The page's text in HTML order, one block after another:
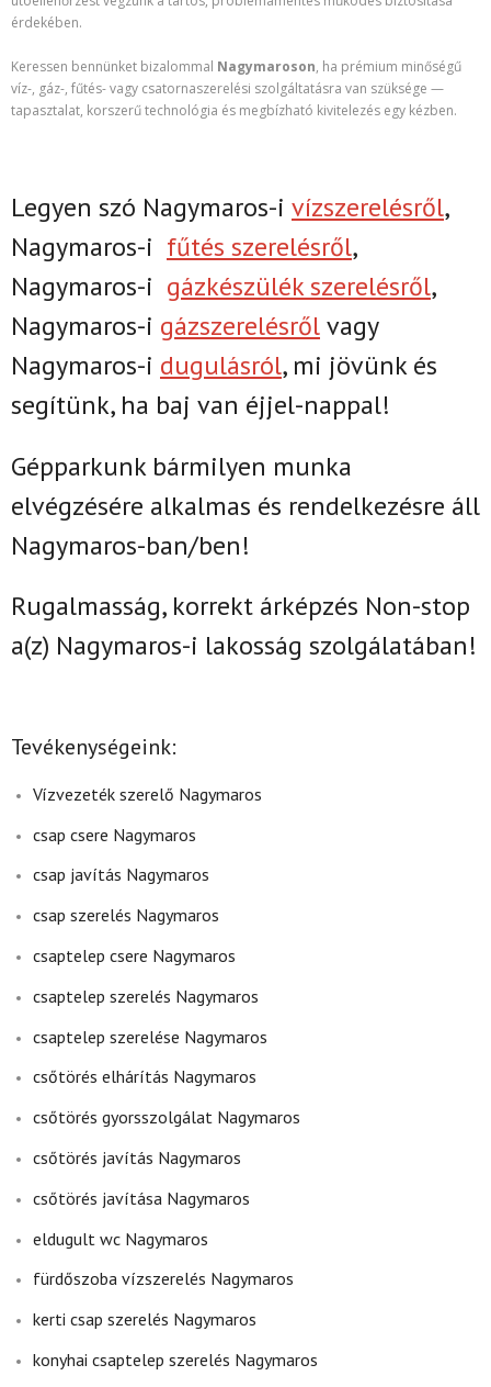
érdekében.
Keressen bennünket bizalommal Nagymaroson, ha prémium minőségű
víz-, gáz-, fűtés- vagy csatornaszerelési szolgáltatásra van szüksége —
tapasztalat, korszerű technológia és megbízható kivitelezés egy kézben.
Legyen szó Nagymaros-i vízszerelésről,
Nagymaros-i fűtés szerelésről,
Nagymaros-i gázkészülék szerelésről,
Nagymaros-i gázszerelésrőlvagy
Nagymaros-i dugulásról, mi jövünk és
segítünk, ha baj van éjjel-nappal!
Gépparkunk bármilyen munka
elvégzésére alkalmas és rendelkezésre áll
Nagymaros-ban/ben!
Rugalmasság, korrekt árképzés Non-stop
a(z) Nagymaros-i lakosság szolgálatában!
Tevékenységeink:
Vízvezeték szerelő Nagymaros
csap csere Nagymaros
csap javítás Nagymaros
csap szerelés Nagymaros
csaptelep csere Nagymaros
csaptelep szerelés Nagymaros
csaptelep szerelése Nagymaros
csőtörés elhárítás Nagymaros
csőtörés gyorsszolgálat Nagymaros
csőtörés javítás Nagymaros
csőtörés javítása Nagymaros
eldugult wc Nagymaros
fürdőszoba vízszerelés Nagymaros
kerti csap szerelés Nagymaros
konyhai csaptelep szerelés Nagymaros